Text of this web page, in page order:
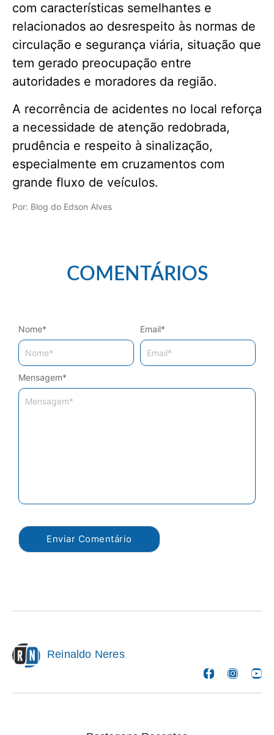
com características semelhantes e
relacionados ao desrespeito às normas de
circulação e segurança viária, situação que
tem gerado preocupação entre
autoridades e moradores da região.
A recorrência de acidentes no local reforça
a necessidade de atenção redobrada,
prudência e respeito à sinalização,
especialmente em cruzamentos com
grande fluxo de veículos.
Por: Blog do Edson Alves
COMENTÁRIOS
Mensagem*
Nome* Email*
Reinaldo Neres